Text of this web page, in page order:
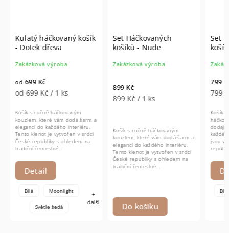
Kulatý háčkovaný košík
- Dotek dřeva
Zakázková výroba
od699 Kč
od 699 Kč / 1 ks
Detail
Košík s ručně háčkovaným
kouzlem, které vám dodá šarm a
eleganci do každého interiéru.
Tento klenot je vytvořen v srdci
České republiky s ohledem na
tradiční řemeslné...
Bílá Moonlight
Světle šedá
+
další
Set Háčkovaných
košíků - Nude
Zakázková výroba
899 Kč
899 Kč / 1 ks
Do košíku
Košík s ručně háčkovaným
kouzlem, které vám dodá šarm a
eleganci do každého interiéru.
Tento klenot je vytvořen v srdci
České republiky s ohledem na
tradiční řemeslné...
Set
799 Kč
799
Košík
dodají
jsou
Bílá